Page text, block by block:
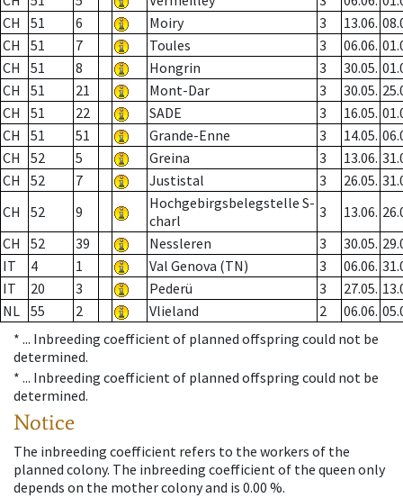
CH
51 6 Moiry 3 13.06.
CH
51 7 Toules 3 06.06.
CH
51 8 Hongrin 3 30.05.
CH
51 21 Mont-Dar 3 30.05.
CH
51 22 SADE 3 16.05.
CH
51 51 Grande-Enne 3 14.05.
CH
52 5 Greina 3 13.06.
CH
52 7 Justistal 3 26.05.
CH
52 9
Hochgebirgsbelegstelle S-
charl
3 13.06.
CH
52 39 Nessleren 3 30.05.
IT
4 1 Val Genova (TN) 3 06.06.
IT
20 3 Pederü 3 27.05.
NL 55 2 Vlieland 2 06.06.
* ... Inbreeding coefficient of planned offspring could not be
determined.
* ... Inbreeding coefficient of planned offspring could not be
determined.
Notice
The inbreeding coefficient refers to the workers of the
planned colony. The inbreeding coefficient of the queen only
depends on the mother colony and is 0.00 %.